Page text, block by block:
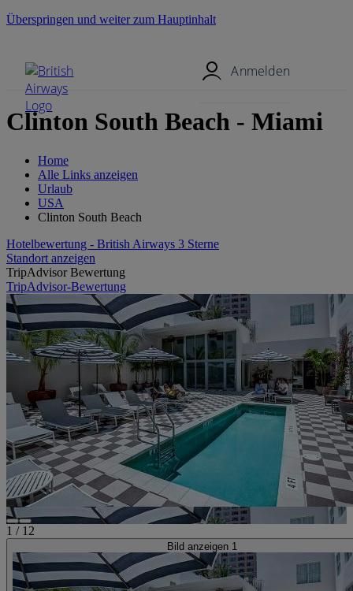
Überspringen und weiter zum Hauptinhalt
Anmelden
Clinton South Beach - Miami
Home
Alle Links anzeigen
Urlaub
USA
Clinton South Beach
Hotelbewertung - British Airways 3 Sterne
Standort anzeigen
TripAdvisor Bewertung
TripAdvisor-Bewertung
1 / 12
Bild anzeigen 1